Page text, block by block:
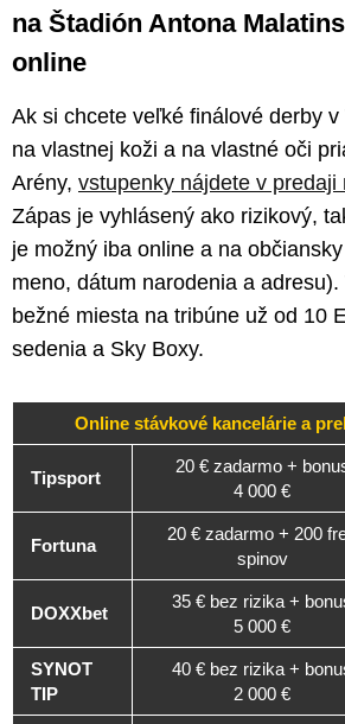
na Štadión Antona
online
Ak si chcete veľké finálové derby
na vlastnej koži a na vlastné oči
Arény, vstupenky nájdete v predaji
Zápas je vyhlásený ako rizikový,
je možný iba online a na
meno, dátum narodenia a
bežné miesta na tribúne už od 10
sedenia a Sky Boxy.
Online stávkové kancelárie a
Tipsport
20 € zadarmo +
4 000 €
Fortuna
20 € zadarmo + 200
spinov
DOXXbet
35 € bez rizika +
5 000 €
SYNOT
TIP
40 € bez rizika +
2 000 €